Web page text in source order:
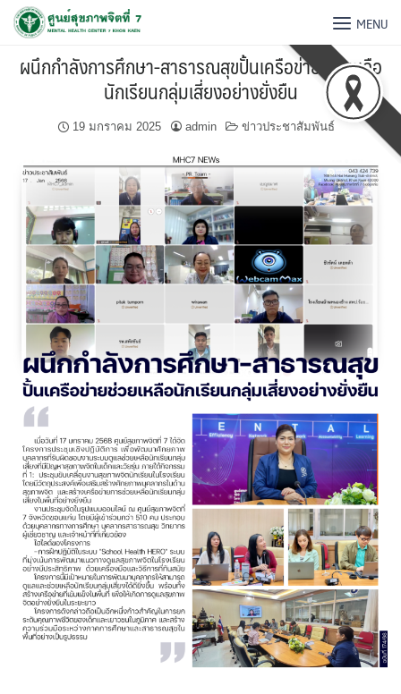
MENU
ผนึกกำลังการศึกษา-สาธารณสุขปั้นเครือข่ายช่วยเหลือ
นักเรียนกลุ่มเสี่ยงอย่างยั่งยืน
19 มกราคม 2025 admin ข่าวประชาสัมพันธ์